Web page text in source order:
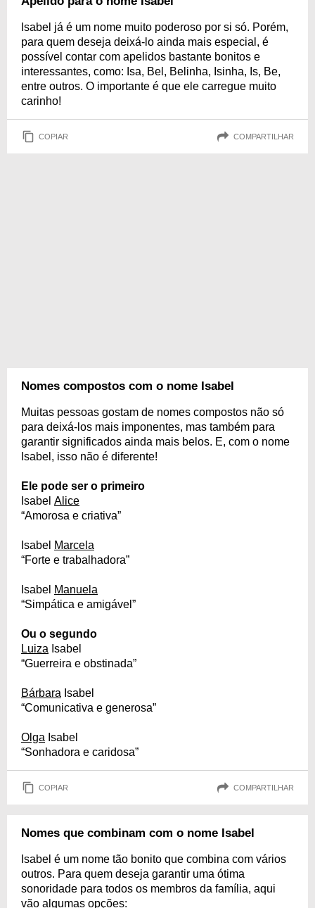
Isabel já é um nome muito poderoso por si só. Porém,
para quem deseja deixá-lo ainda mais especial, é
possível contar com apelidos bastante bonitos e
interessantes, como: Isa, Bel, Belinha, Isinha, Is, Be,
entre outros. O importante é que ele carregue muito
carinho!
COPIAR COMPARTILHAR
Nomes compostos com o nome Isabel
Muitas pessoas gostam de nomes compostos não só
para deixá-los mais imponentes, mas também para
garantir significados ainda mais belos. E, com o nome
Isabel, isso não é diferente!
Ele pode ser o primeiro
Isabel Alice
“Amorosa e criativa”
Isabel Marcela
“Forte e trabalhadora”
Isabel Manuela
“Simpática e amigável”
Ou o segundo
Luiza Isabel
“Guerreira e obstinada”
Bárbara Isabel
“Comunicativa e generosa”
Olga Isabel
“Sonhadora e caridosa”
COPIAR COMPARTILHAR
Nomes que combinam com o nome Isabel
Isabel é um nome tão bonito que combina com vários
outros. Para quem deseja garantir uma ótima
sonoridade para todos os membros da família, aqui
vão algumas opções: